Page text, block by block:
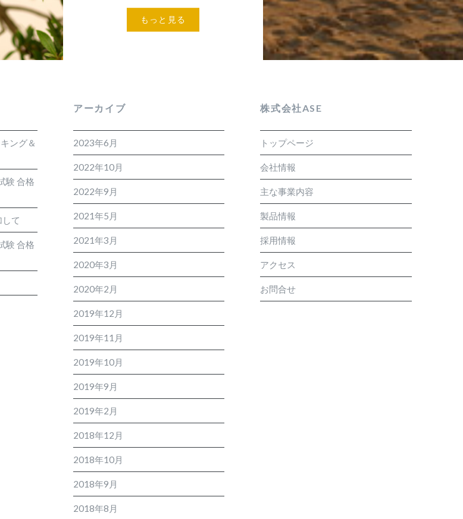
もっと見る
ング＆
験 合格
て
験 合格
アーカイブ
2023年6月
2022年10月
2022年9月
2021年5月
2021年3月
2020年3月
2020年2月
2019年12月
2019年11月
2019年10月
2019年9月
2019年2月
2018年12月
2018年10月
2018年9月
2018年8月
株式会社ASE
トップページ
会社情報
主な事業内容
製品情報
採用情報
アクセス
お問合せ